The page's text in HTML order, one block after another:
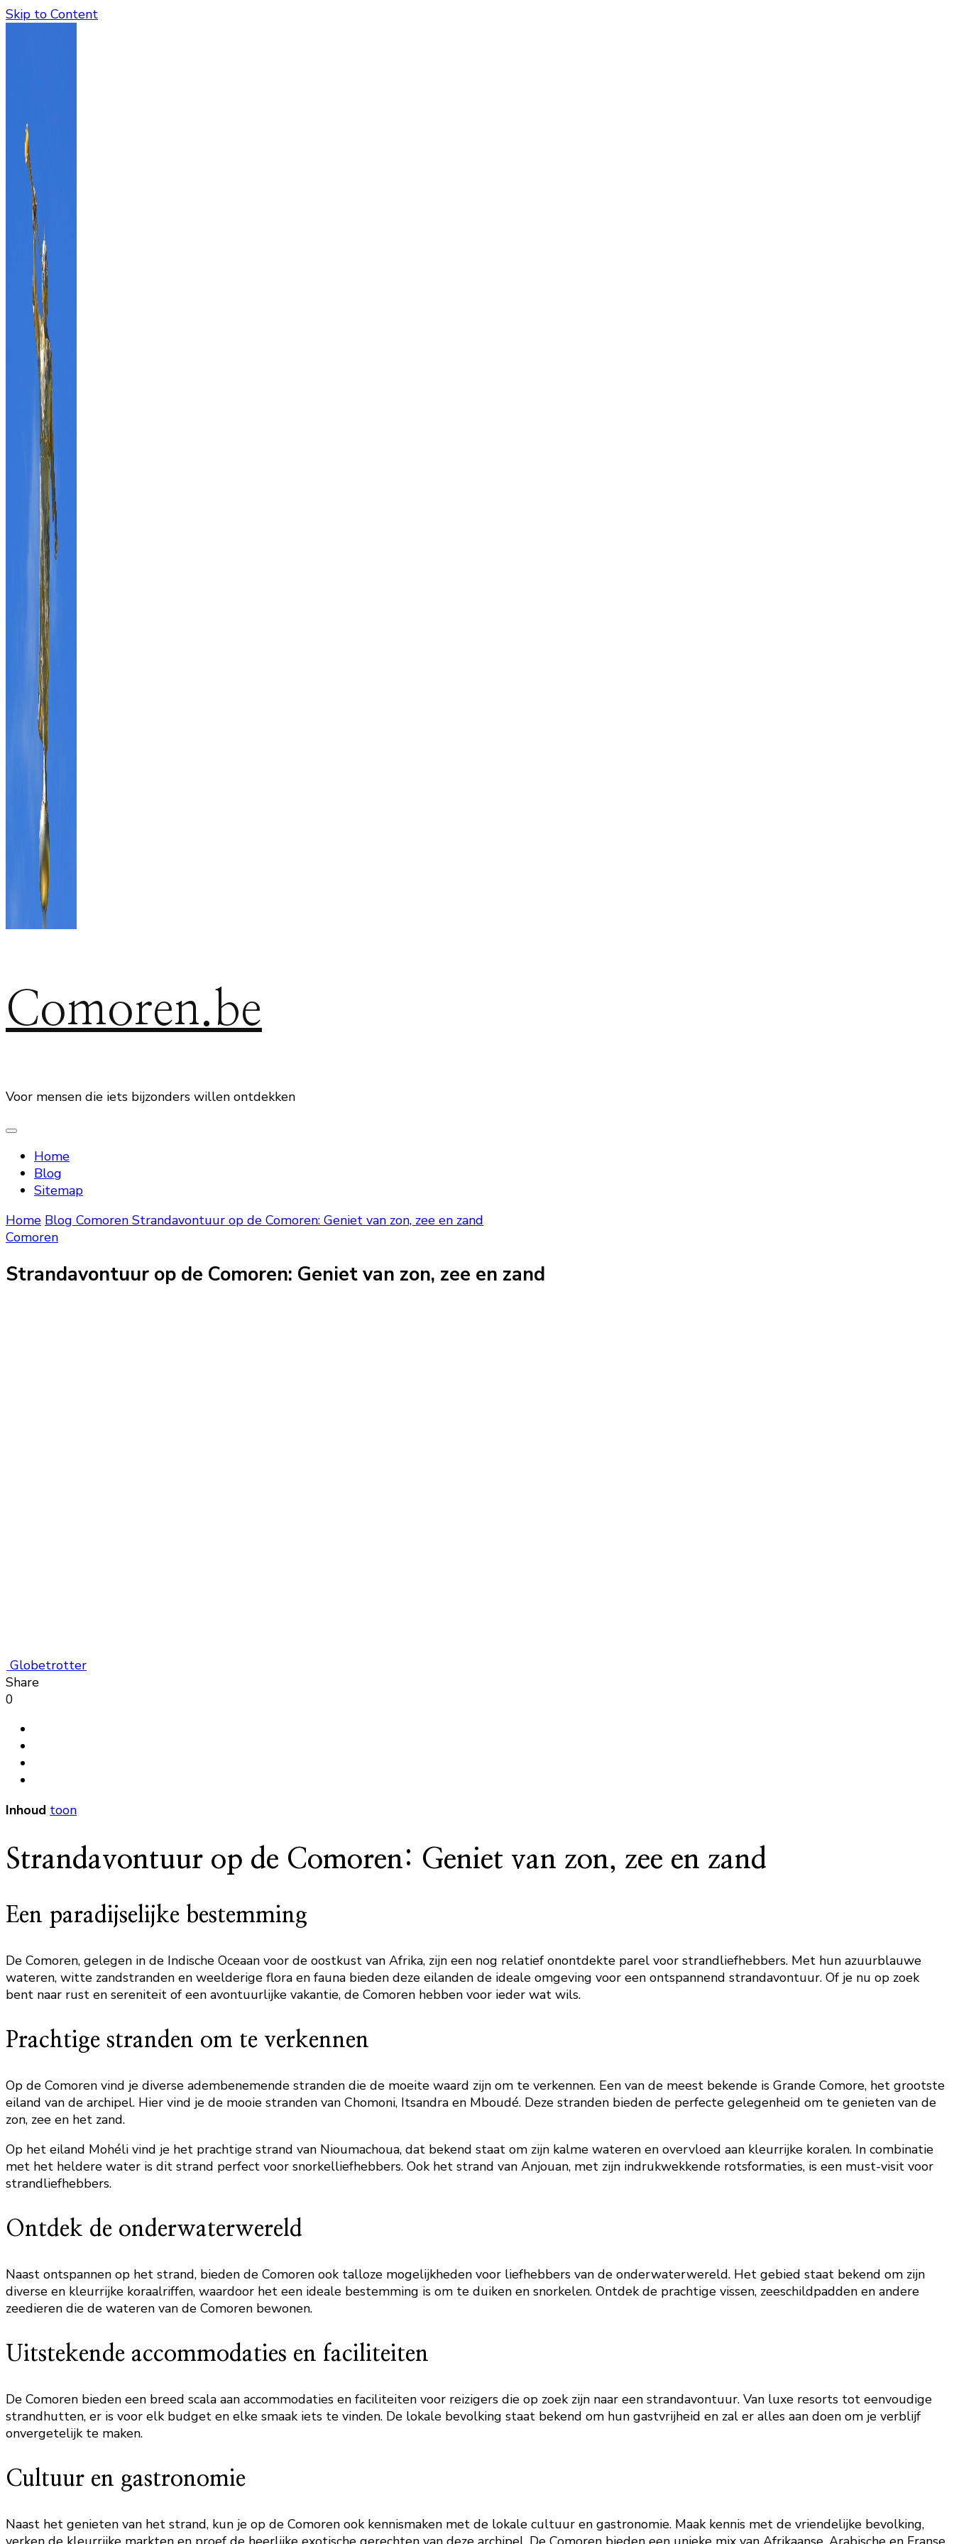
Skip to Content
Comoren.be
Voor mensen die iets bijzonders willen ontdekken
Home
Blog
Sitemap
Home Blog Comoren Strandavontuur op de Comoren: Geniet van zon, zee en zand
Comoren
Strandavontuur op de Comoren: Geniet van zon, zee en zand
Globetrotter
Share
0
Inhoud toon
Strandavontuur op de Comoren: Geniet van zon, zee en zand
Een paradijselijke bestemming
De Comoren, gelegen in de Indische Oceaan voor de oostkust van Afrika, zijn een nog relatief onontdekte parel voor strandliefhebbers. Met hun azuurblauwe
wateren, witte zandstranden en weelderige flora en fauna bieden deze eilanden de ideale omgeving voor een ontspannend strandavontuur. Of je nu op zoek
bent naar rust en sereniteit of een avontuurlijke vakantie, de Comoren hebben voor ieder wat wils.
Prachtige stranden om te verkennen
Op de Comoren vind je diverse adembenemende stranden die de moeite waard zijn om te verkennen. Een van de meest bekende is Grande Comore, het grootste
eiland van de archipel. Hier vind je de mooie stranden van Chomoni, Itsandra en Mboudé. Deze stranden bieden de perfecte gelegenheid om te genieten van de
zon, zee en het zand.
Op het eiland Mohéli vind je het prachtige strand van Nioumachoua, dat bekend staat om zijn kalme wateren en overvloed aan kleurrijke koralen. In combinatie
met het heldere water is dit strand perfect voor snorkelliefhebbers. Ook het strand van Anjouan, met zijn indrukwekkende rotsformaties, is een must-visit voor
strandliefhebbers.
Ontdek de onderwaterwereld
Naast ontspannen op het strand, bieden de Comoren ook talloze mogelijkheden voor liefhebbers van de onderwaterwereld. Het gebied staat bekend om zijn
diverse en kleurrijke koraalriffen, waardoor het een ideale bestemming is om te duiken en snorkelen. Ontdek de prachtige vissen, zeeschildpadden en andere
zeedieren die de wateren van de Comoren bewonen.
Uitstekende accommodaties en faciliteiten
De Comoren bieden een breed scala aan accommodaties en faciliteiten voor reizigers die op zoek zijn naar een strandavontuur. Van luxe resorts tot eenvoudige
strandhutten, er is voor elk budget en elke smaak iets te vinden. De lokale bevolking staat bekend om hun gastvrijheid en zal er alles aan doen om je verblijf
onvergetelijk te maken.
Cultuur en gastronomie
Naast het genieten van het strand, kun je op de Comoren ook kennismaken met de lokale cultuur en gastronomie. Maak kennis met de vriendelijke bevolking,